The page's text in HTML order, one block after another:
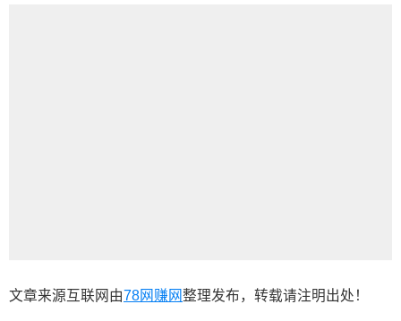
文章来源互联网由78网赚网整理发布，转载请注明出处！